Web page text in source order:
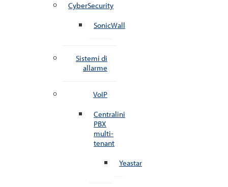
CyberSecurity
SonicWall
Sistemi di
allarme
VoIP
Centralini
PBX
multi-
tenant
Yeastar